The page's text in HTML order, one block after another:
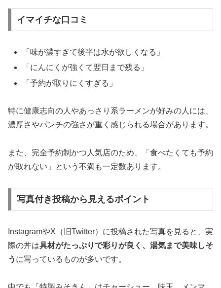
イマイチな口コミ
「味が濃すぎて後半は水が欲しくなる」
「にんにくが強くて翌日まで残る」
「予約が取りにくすぎる」
特に健康志向の人やあっさり系ラーメンが好みの人には、
濃厚さやパンチの強さが重く感じられる場合があります。
また、完全予約制かつ人気店のため、「食べたくても予約
が取れない」という不満も一定数あります。
写真付き投稿から見えるポイント
InstagramやX（旧Twitter）に投稿された写真を見ると、実
際の丼は具材がたっぷりで彩りが良く、湯気まで美味しそ
う に写っているものが多いです。